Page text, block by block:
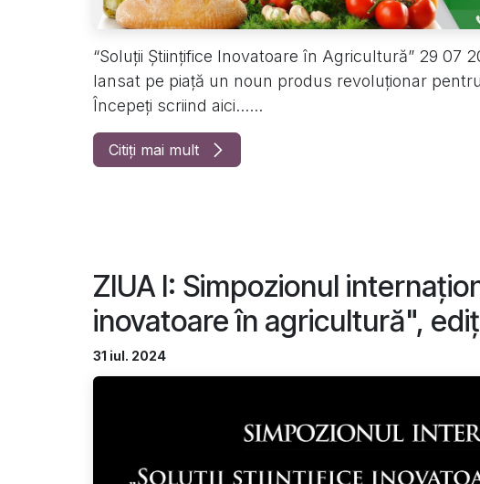
“Soluții Științifice Inovatoare în Agricultură” 29 07
lansat pe piață un noun produs revoluționar
Începeți scriind aici......
Citiți mai mult
ZIUA I: Simpozionul
inovatoare în agricultură",
31 iul. 2024